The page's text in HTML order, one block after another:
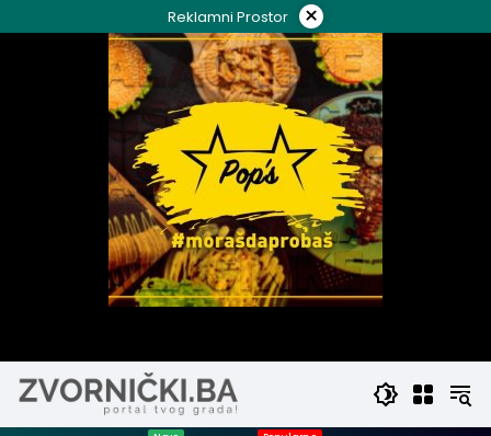
to
Reklamni Prostor ×